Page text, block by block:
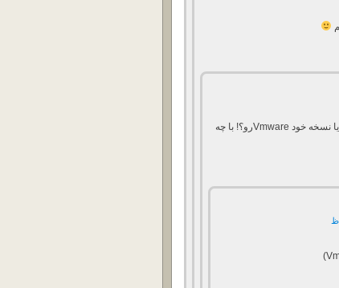
کاستوم ایمیج خود اچ پی رو نصب کردین یا نسخه خود Vmwareرو؟! با چه